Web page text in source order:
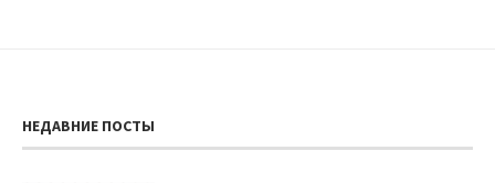
НЕДАВНИЕ ПОСТЫ